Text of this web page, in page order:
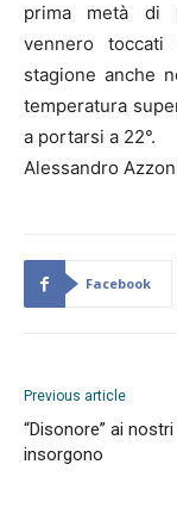
prima metà di
vennero
stagione anche
temperatura
a portarsi a 22°.
Alessandro
Facebook
Previous article
“Disonore” ai nostri
insorgono